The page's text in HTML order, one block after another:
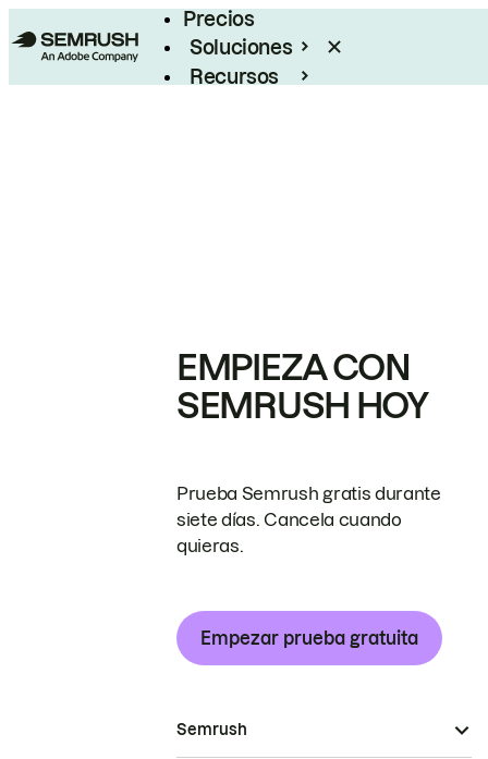
Precios
Soluciones
Recursos
EMPIEZA CON
SEMRUSH HOY
Prueba Semrush gratis durante
siete días. Cancela cuando
quieras.
Empezar prueba gratuita
Semrush